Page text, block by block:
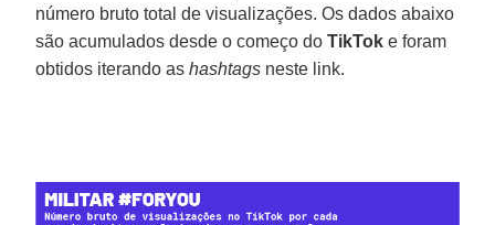
número bruto total de visualizações. Os dados abaixo
são acumulados desde o começo doTikTok e foram
obtidos iterando ashashtags neste link.